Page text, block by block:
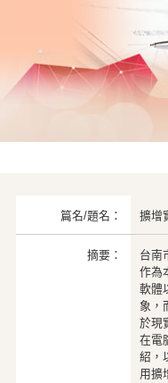
篇名/題名： 擴增
摘要：
台南
作為
軟體
象，
於現
在電
紹，
用擴